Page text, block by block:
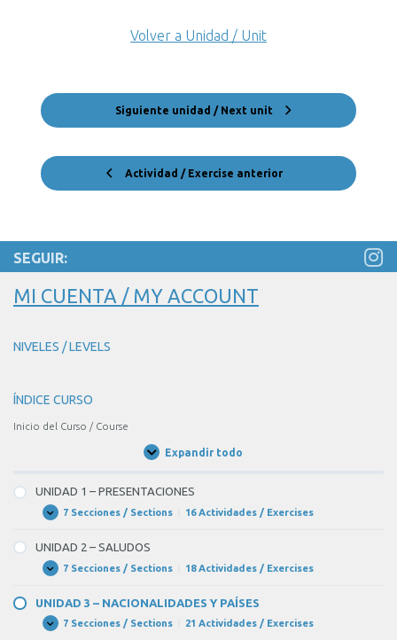
Actividad / Exercise anterior
Volver a Unidad / Unit
Siguiente unidad / Next unit
SEGUIR:
MI CUENTA / MY ACCOUNT
NIVELES / LEVELS
ÍNDICE CURSO
Inicio del Curso / Course
Expandir todo
Unidades
UNIDAD 1 – PRESENTACIONES
Expandir
UNIDAD
–
PRESENTACIONES
7 Secciones / Sections 16 Actividades / Exercises
UNIDAD 2 – SALUDOS
Expandir
UNIDAD
–
SALUDOS
7 Secciones / Sections 18 Actividades / Exercises
UNIDAD 3 – NACIONALIDADES Y PAÍSES
Expandir
UNIDAD7 Secciones / Sections 21 Actividades / Exercises